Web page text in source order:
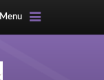
Menu